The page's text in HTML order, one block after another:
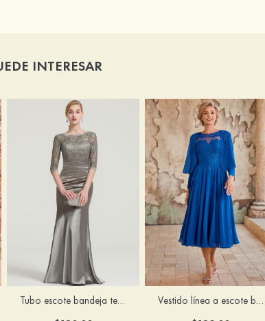
INTERESAR
Tubo escote bandeja tela charmeuse hasta el suelo vestido de madrina Vestido línea a escote bandeja gasa hasta la tibia vestido de madrina